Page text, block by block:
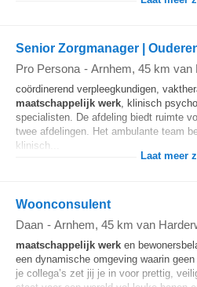
Senior Zorgmanager |
Pro Persona - Arnhem, 45 km van
coördinerend verpleegkundigen,
maatschappelijk werk, klinisch
specialisten. De afdeling biedt ruimte
twee afdelingen. Het ambulante team
klinisch...
Laat meer
Woonconsulent
Daan - Arnhem, 45 km van
maatschappelijk werk en
een dynamische omgeving waarin
je collega’s zet jij je in voor prettig,